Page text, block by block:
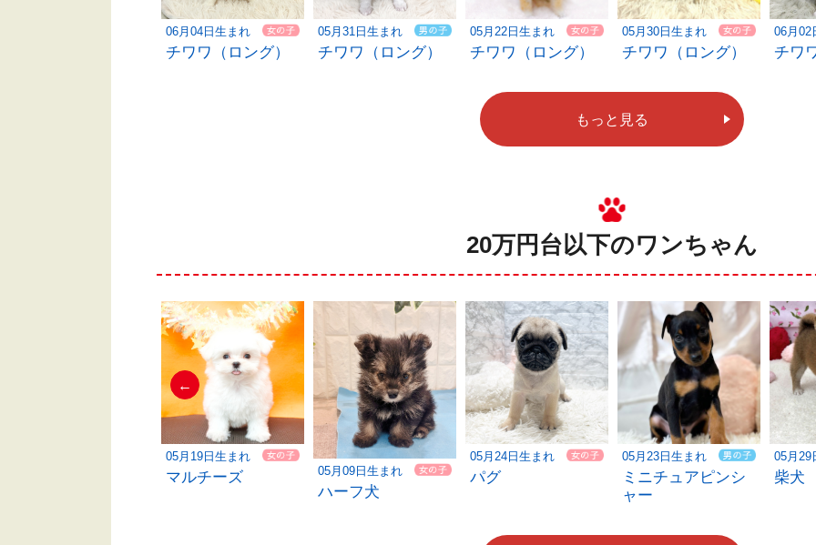
06月04日生まれ
チワワ（ロング）
05月31日生まれ
チワワ（ロング）
05月22日生まれ
チワワ（ロング）
05月30日生まれ
チワワ（ロング）
06月02
チワ
もっと見る
20万円台以下のワンちゃん
←
05月19日生まれ
マルチーズ 05月09日生まれ
ハーフ犬
05月24日生まれ
パグ
05月23日生まれ
ミニチュアピンシ
ャー
05月29
柴犬